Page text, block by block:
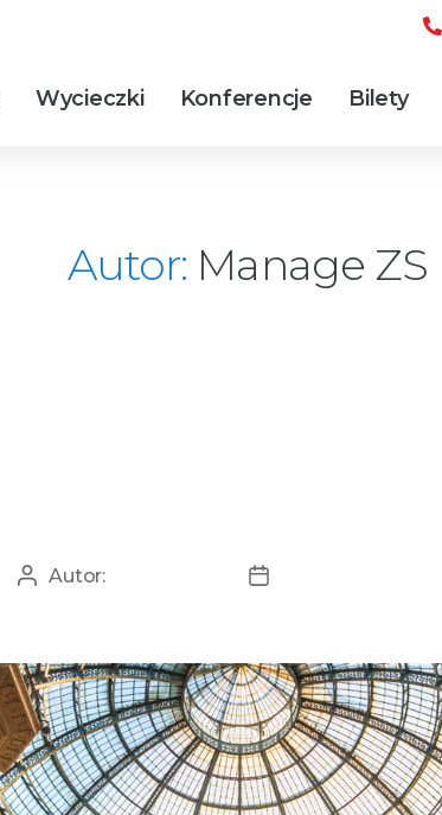
Wycieczki Konferencje Bilety
Autor: Manage ZS
Autor: